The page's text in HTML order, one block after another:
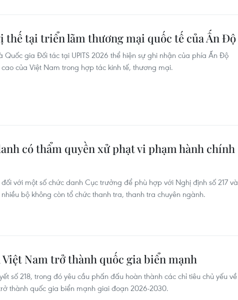
thế tại triển lãm thương mại quốc tế của Ấn Độ
gia Đối tác tại UPITS 2026 thể hiện sự ghi nhận của phía Ấn Độ
của Việt Nam trong hợp tác kinh tế, thương mại.
có thẩm quyền xử phạt vi phạm hành chính
với một số chức danh Cục trưởng để phù hợp với Nghị định số 217 và
bộ không còn tổ chức thanh tra, thanh tra chuyên ngành.
Nam trở thành quốc gia biển mạnh
số 218, trong đó yêu cầu phấn đấu hoàn thành các chỉ tiêu chủ yếu về
thành quốc gia biển mạnh giai đoạn 2026-2030.